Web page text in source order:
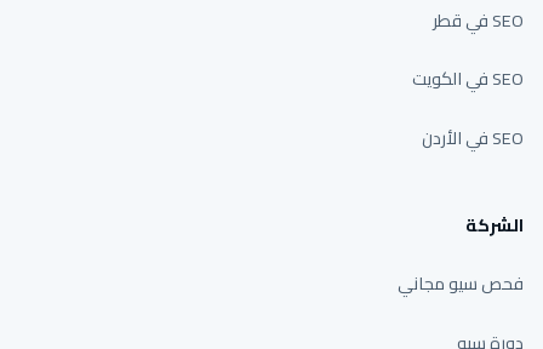
SEO في قطر
SEO في الكويت
SEO في الأردن
الشركة
فحص سيو مجاني
دورة سيو